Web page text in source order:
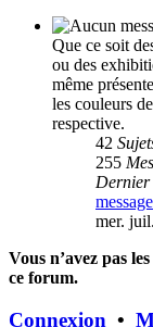
Que ce soit
ou des
même
les couleurs
respective.
42
255
Dernier
message
mer.
Vous n’avez pas
ce forum.
Connexion •